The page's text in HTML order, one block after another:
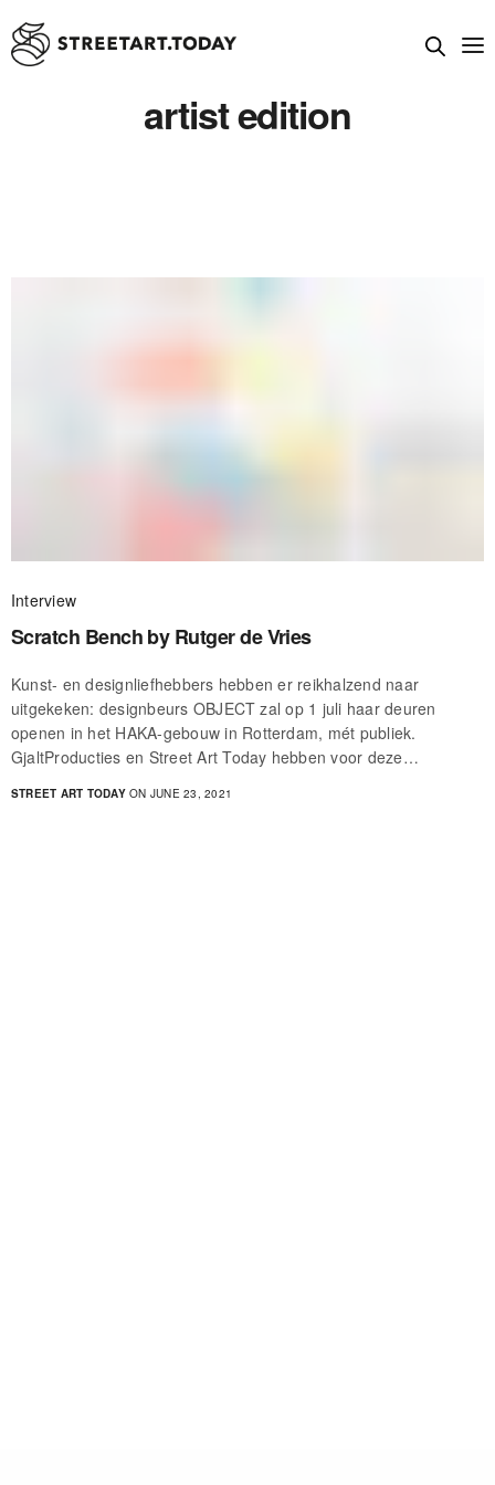
artist edition
Interview
Scratch Bench by Rutger de Vries
Kunst- en designliefhebbers hebben er reikhalzend naar
uitgekeken: designbeurs OBJECT zal op 1 juli haar deuren
openen in het HAKA-gebouw in Rotterdam, mét publiek.
GjaltProducties en Street Art Today hebben voor deze…
STREET ART TODAYON JUNE 23, 2021